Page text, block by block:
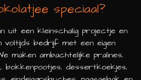
speciaal?
uit een kleinschalig projectje en
bedrijf met een eigen
maken ambachtelijke pralines,
dessertkoekjes,